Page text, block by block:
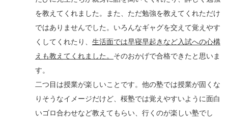
を教えてくれました。また、ただ勉強を教えてくれただけ
ではありませんでした。いろんなギャグを交えて覚えやす
くしてくれたり、 生活面では早寝早起きなど入試への心構
えも教えてくれました。 そのおかげで合格できたと思いま
す。
二つ目は授業が楽しいことです。他の塾では授業が固くな
りそうなイメージだけど、桜塾では覚えやすいように面白
いゴロ合わせなど教えてもらい、行くのが楽しい塾でし